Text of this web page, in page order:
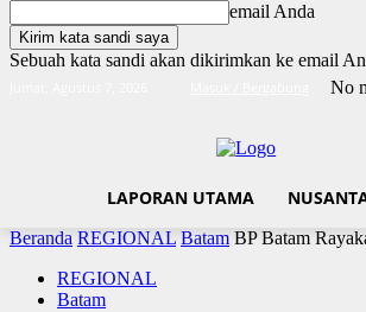
email Anda
Sebuah kata sandi akan dikirimkan ke email
No
LAPORAN UTAMA
Beranda REGIONAL Batam BP Batam
REGIONAL
Batam